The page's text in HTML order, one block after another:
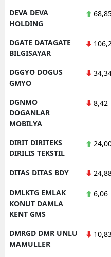
DEVA DEVA
HOLDING
DGATE DATAGATE
BILGISAYAR
DGGYO DOGUS
GMYO
DGNMO
DOGANLAR
MOBILYA
8,42
DIRIT DIRITEKS
DIRILIS TEKSTIL
DITAS DITAS BDY
DMLKTG EMLAK
KONUT DAMLA
KENT GMS
6,06
DMRGD DMR UNLU
MAMULLER